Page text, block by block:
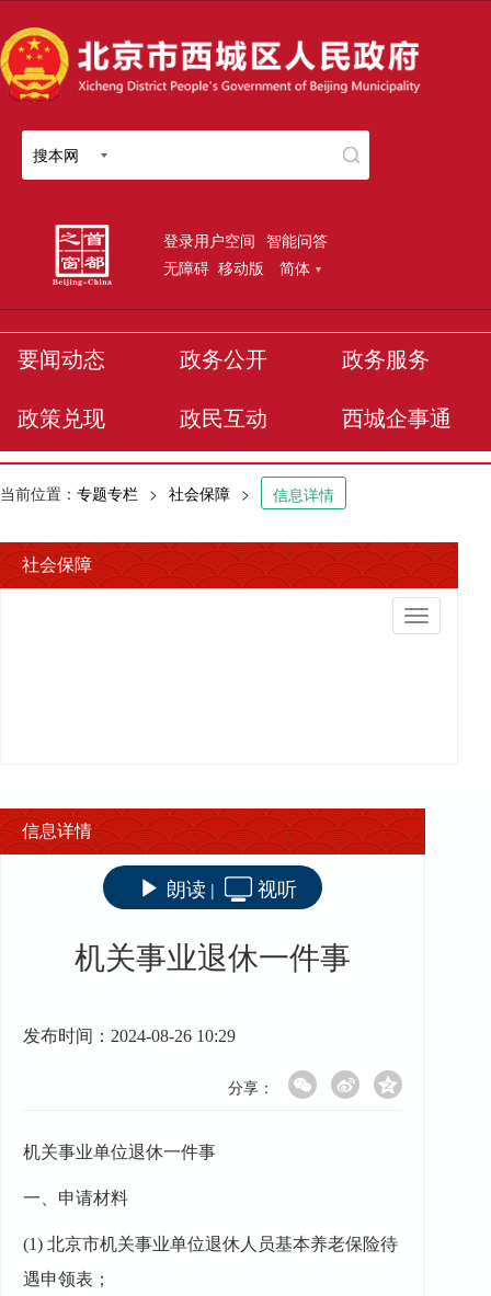
搜本网
登录用户空间 智能问答
无障碍 移动版 简体
要闻动态 政务公开 政务服务
政策兑现 政民互动 西城企事通
当前位置： 专题专栏 > 社会保障 > 信息详情
社会保障
切
换
信息详情
朗读 | 视听
机关事业退休一件事
发布时间：2024-08-26 10:29
分享：
机关事业单位退休一件事
一、 申请材料
(1) 北京市机关事业单位退休人员基本养老保险待
遇申领表；